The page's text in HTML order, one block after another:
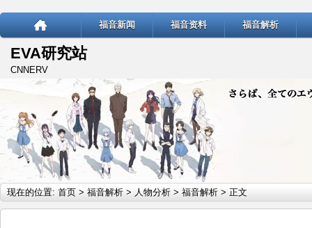
福音新闻 福音资料 福音解析
EVA研究站
CNNERV
现在的位置: 首页 > 福音解析 > 人物分析 > 福音解析 > 正文